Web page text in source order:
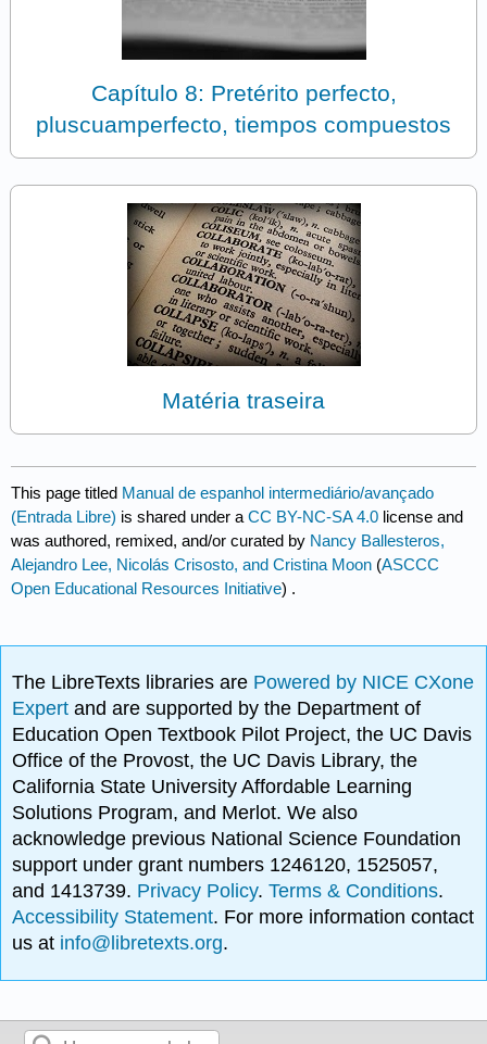
Capítulo 8: Pretérito perfecto,
pluscuamperfecto, tiempos compuestos
Matéria traseira
This page titled Manual de espanhol intermediário/avançado
(Entrada Libre) is shared under aCC BY-NC-SA 4.0 license and
was authored, remixed, and/or curated by Nancy Ballesteros,
Alejandro Lee, Nicolás Crisosto, and Cristina Moon (ASCCC
Open Educational Resources Initiative) .
The LibreTexts libraries are Powered by NICE CXone
Expertand are supported by the Department of
Education Open Textbook Pilot Project, the UC Davis
Office of the Provost, the UC Davis Library, the
California State University Affordable Learning
Solutions Program, and Merlot. We also
acknowledge previous National Science Foundation
support under grant numbers 1246120, 1525057,
and 1413739. Privacy Policy.Terms & Conditions.
Accessibility Statement. For more information contact
us at info@libretexts.org.